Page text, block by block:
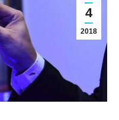
4
2018